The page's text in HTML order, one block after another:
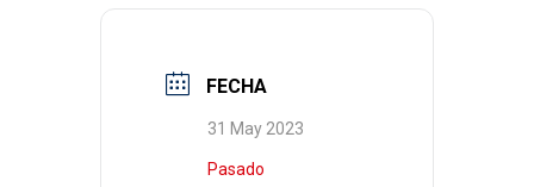
FECHA
31 May 2023
Pasado